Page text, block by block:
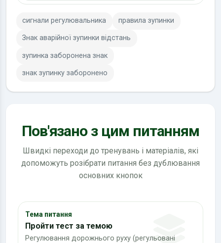
сигнали регулювальника правила зупинки
Знак аварійної зупинки відстань
зупинка заборонена знак
знак зупинку заборонено
Пов'язано з цим питанням
Швидкі переходи до тренувань і матеріалів, які
допоможуть розібрати питання без дублювання
основних кнопок
Тема питання
Пройти тест за темою
Регулювання дорожнього руху (регульовані